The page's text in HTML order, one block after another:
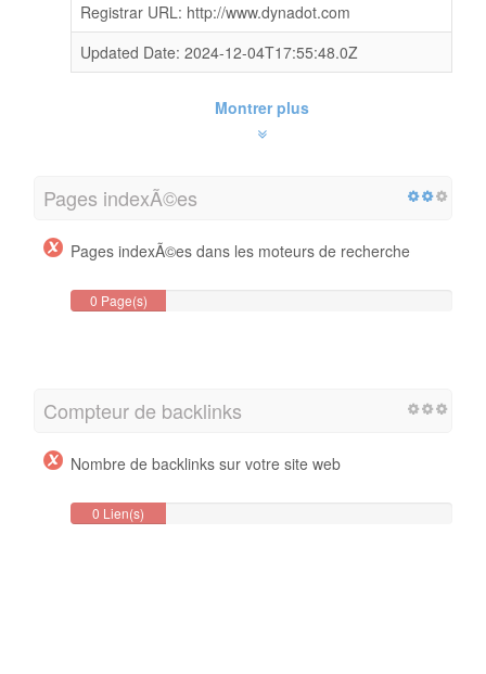
Registrar URL: http://www.dynadot.com
Updated Date: 2024-12-04T17:55:48.0Z
Montrer plus
Pages indexÃ©es
Pages indexÃ©es dans les moteurs de recherche
0 Page(s)
Compteur de backlinks
Nombre de backlinks sur votre site web
0 Lien(s)